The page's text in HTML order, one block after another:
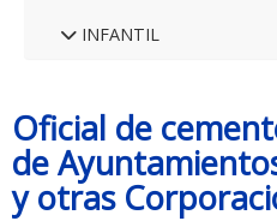
INFANTIL
Oficial de
de
y otras